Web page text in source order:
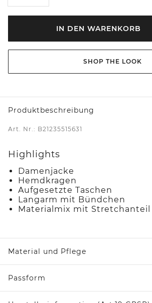
IN DEN WARENKORB
SHOP THE LOOK
Produktbeschreibung
Art. Nr.: B21235515631
Highlights
Damenjacke
Hemdkragen
Aufgesetzte Taschen
Langarm mit Bündchen
Materialmix mit Stretchanteil
Material und Pflege
Passform